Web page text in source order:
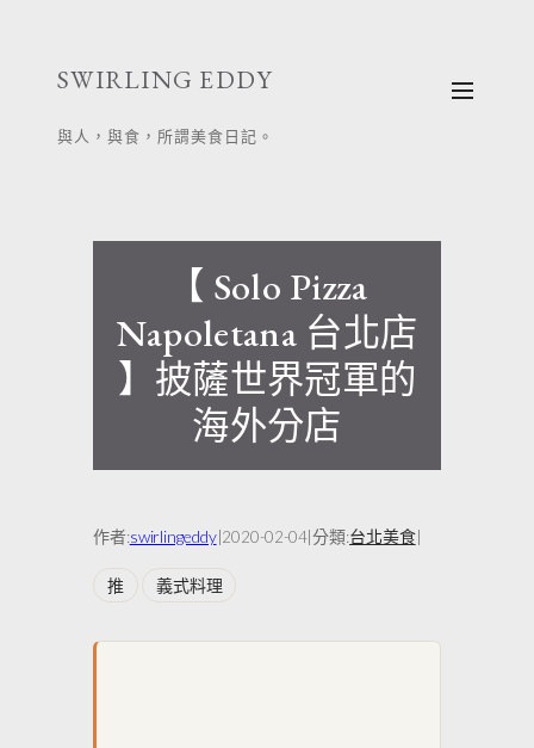
SWIRLING EDDY
與人，與食，所謂美食日記。
【 Solo Pizza
Napoletana 台北店
】披薩世界冠軍的
海外分店
作者:swirlingeddy|2020-02-04|分類:台北美食|
推 義式料理